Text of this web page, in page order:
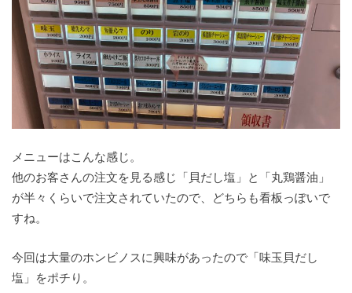
メニューはこんな感じ。
他のお客さんの注文を見る感じ「貝だし塩」と「丸鶏醤油」
が半々くらいで注文されていたので、どちらも看板っぽいで
すね。
今回は大量のホンビノスに興味があったので「味玉貝だし
塩」をポチり。